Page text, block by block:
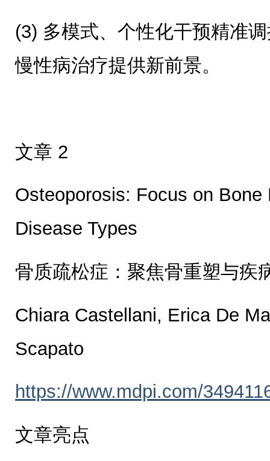
(3) 多模式、个性化干预精准
慢性病治疗提供新前景。
文章 2
Osteoporosis: Focus on Bone
Disease Types
骨质疏松症：聚焦骨重塑与疾
Chiara Castellani, Erica De
Scapato
https://www.mdpi.com/
文章亮点